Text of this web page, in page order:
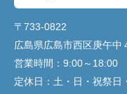
〒733-0822
広島県広島市西区庚午
営業時間： 9:00～18:00
定休日： 土・日・祝祭日